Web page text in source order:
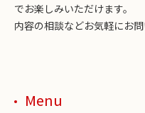
でお楽しみいただけます。
内容の相談などお気軽にお問
Menu